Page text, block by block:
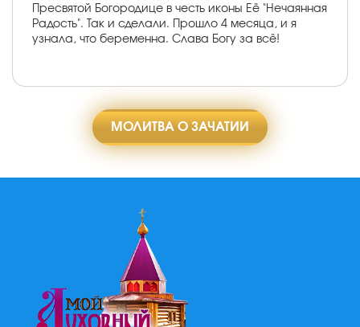
Пресвятой Богородице в честь иконы Её "Нечаянная
Радость". Так и сделали. Прошло 4 месяца, и я
узнала, что беременна. Слава Богу за всё!
МОЛИТВА О ЗАЧАТИИ